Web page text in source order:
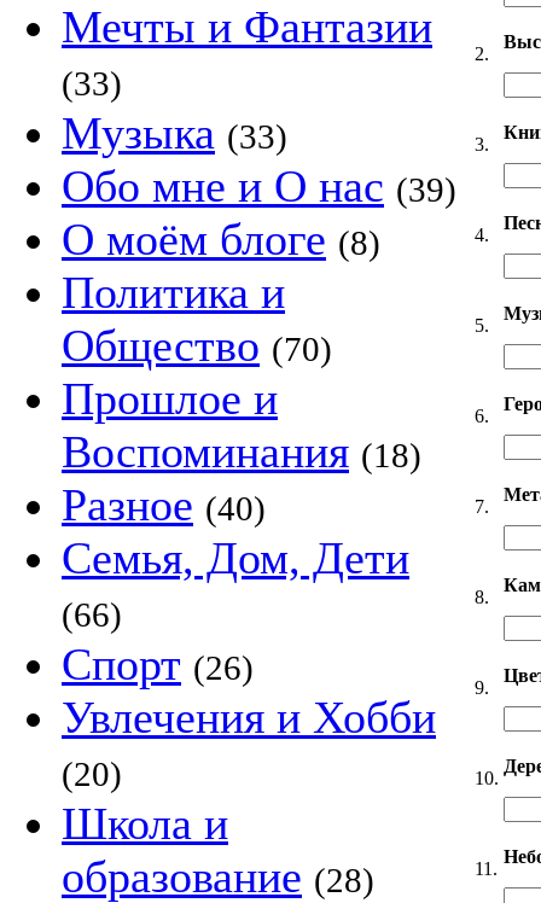
Мечты и Фантазии
(33)
Музыка (33)
Обо мне и О нас (39)
О моём блоге (8)
Политика и
Общество (70)
Прошлое и
Воспоминания (18)
Разное (40)
Семья, Дом, Дети
(66)
Спорт (26)
Увлечения и Хобби
(20)
Школа и
образование (28)
2.
3.
4.
5.
6.
7.
8.
9.
10.
11.